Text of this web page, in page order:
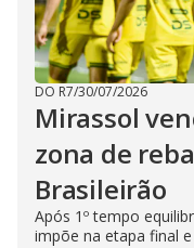
DO R7/30/07/2026
Mirassol
zona de
Brasileirão
Após 1º tempo
impõe na etapa final